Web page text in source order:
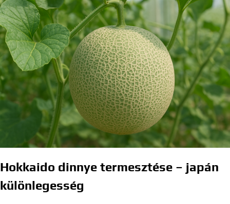
Hokkaido dinnye termesztése – japán
különlegesség